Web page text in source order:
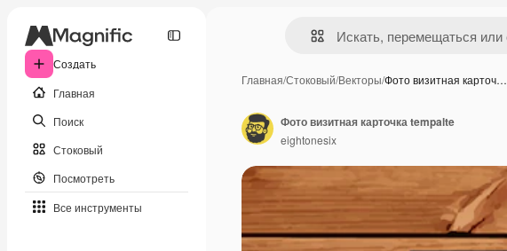
Создать
Главная
Поиск
Стоковый
Посмотреть
Все инструменты
Главная/Стоковый/Векторы/Фото визитная карточ…
Фото визитная карточка tempalte
eightonesix